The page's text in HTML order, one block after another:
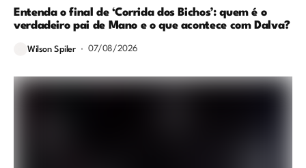
Entenda o final de ‘Corrida dos Bichos’: quem é o
verdadeiro pai de Mano e o que acontece com Dalva?
Wilson Spiler 07/08/2026